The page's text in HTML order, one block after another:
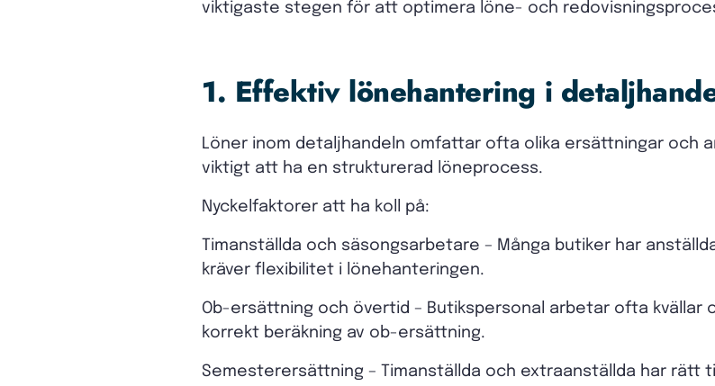
viktigaste stegen för att optimera löne- och
1. Effektiv lönehantering i
Löner inom detaljhandeln omfattar ofta olika ersättningar och
viktigt att ha en strukturerad löneprocess.
Nyckelfaktorer att ha koll på:
Timanställda och säsongsarbetare – Många butiker har
kräver flexibilitet i lönehanteringen.
Ob-ersättning och övertid – Butikspersonal arbetar ofta kvällar
korrekt beräkning av ob-ersättning.
Semesterersättning – Timanställda och extraanställda har rätt